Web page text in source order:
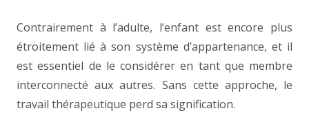
Contrairement à l’adulte, l’enfant est encore plus
étroitement lié à son système d’appartenance, et il
est essentiel de le considérer en tant que membre
interconnecté aux autres. Sans cette approche, le
travail thérapeutique perd sa signification.